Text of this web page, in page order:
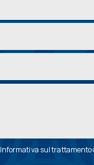
Informativa sul trattamento